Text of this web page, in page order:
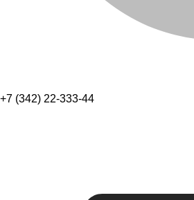
+7 (342) 22-333-44